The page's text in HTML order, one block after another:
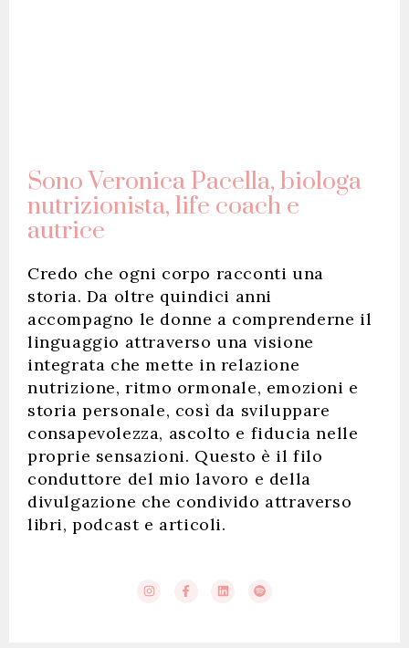
Sono Veronica Pacella, biologa
nutrizionista, life coach e
autrice
Credo che ogni corpo racconti una
storia. Da oltre quindici anni
accompagno le donne a comprenderne il
linguaggio attraverso una visione
integrata che mette in relazione
nutrizione, ritmo ormonale, emozioni e
storia personale, così da sviluppare
consapevolezza, ascolto e fiducia nelle
proprie sensazioni. Questo è il filo
conduttore del mio lavoro e della
divulgazione che condivido attraverso
libri, podcast e articoli.